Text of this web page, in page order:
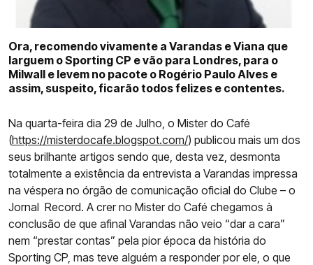
CURIOSIDADES
Ora, recomendo vivamente a Varandas e Viana que
larguem o Sporting CP e vão para Londres, para o
Milwall e levem no pacote o Rogério Paulo Alves e
assim, suspeito, ficarão todos felizes e contentes.
Na quarta-feira dia 29 de Julho, o Mister do Café
(https://misterdocafe.blogspot.com/) publicou mais um dos
seus brilhante artigos sendo que, desta vez, desmonta
totalmente a existência da entrevista a Varandas impressa
na véspera no órgão de comunicação oficial do Clube – o
Jornal Record. A crer no Mister do Café chegamos à
conclusão de que afinal Varandas não veio “dar a cara”
nem “prestar contas” pela pior época da história do
Sporting CP, mas teve alguém a responder por ele, o que